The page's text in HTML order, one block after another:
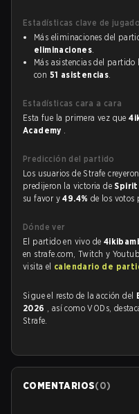
Estadísticas clave de
Más eliminaciones del
eliminaciones.
Más asistencias del partido
con 51 asistencias.
Estadísticas cara a cara
Esta fue la primera vez que
Academy .
Predicción del partido
Los usuarios de Strafe
predijeron la victoria de
su favor y49.4% de los votos
Dónde ver
El partido en vivo de
en strafe.com, Twitch y
visita el calendario de
Sigue el resto de la acción del
2026 , así como VODs,
Strafe.
COMENTARIOS(0)